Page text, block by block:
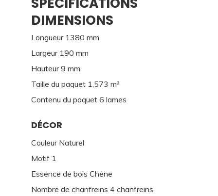
DIMENSIONS
Longueur 1380 mm
Largeur 190 mm
Hauteur 9 mm
Taille du paquet 1,573 m²
Contenu du paquet 6 lames
DÉCOR
Couleur Naturel
Motif 1
Essence de bois Chêne
Nombre de chanfreins 4 chanfreins